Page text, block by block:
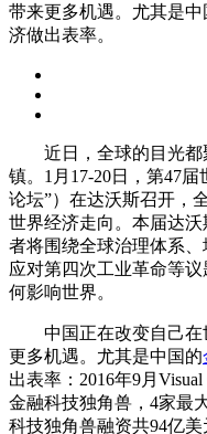
带来更多机遇。尤其是
济做出表率。
近日，全球的目光都
镇。1月17-20日，第47
论坛”）在达沃斯召开，
世界经济走向。本届达
者将围绕全球治理体系、
应对第四次工业革命等
何影响世界。
中国正在改变自己在
更多机遇。尤其是中国的
出表率：2016年9月
金融科技独角兽，4家最
科技独角兽融资共94亿